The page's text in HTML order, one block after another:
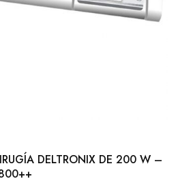
DELTRONIX DE 200 W –